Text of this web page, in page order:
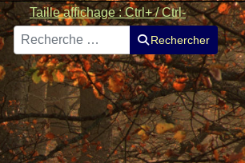
Taille affichage : Ctrl+ / Ctrl-
Rechercher
Rechercher